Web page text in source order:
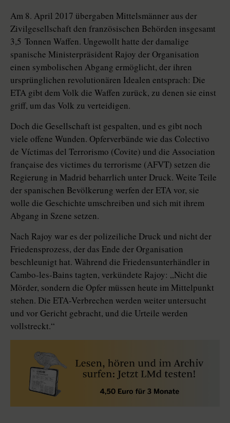
Am 8. April 2017 übergaben Mittelsmänner aus der
Zivilgesellschaft den französischen Behörden insgesamt
3,5 Tonnen Waffen. Ungewollt hatte der damalige
spanische Ministerpräsident Rajoy der Organisation
einen symbolischen Abgang ermöglicht, der ihren
ursprünglichen revolutionären Idealen entsprach: Die
ETA gibt dem Volk die Waffen zurück, zu denen sie einst
griff, um das Volk zu verteidigen.
Doch die Gesellschaft ist gespalten, und es gibt noch
viele offene Wunden. Opferverbände wie das Colectivo
de Víctimas del Terrorismo (Covite) und die Association
française des victimes du terrorisme (AFVT) setzen die
Regierung in Madrid beharrlich unter Druck. Weite Teile
der spanischen Bevölkerung werfen der ETA vor, sie
wolle die Geschichte umschreiben und sich mit ihrem
Abgang in Szene setzen.
Nach Rajoy war es der polizeiliche Druck und nicht der
Friedensprozess, der das Ende der Organisation
beschleunigt hat. Während die Friedensunterhändler in
Cambo-les-Bains tagten, verkündete Rajoy: „Nicht die
Mörder, sondern die Opfer müssen heute im Mittelpunkt
stehen. Die ETA-Verbrechen werden weiter untersucht
und vor Gericht gebracht, und die Urteile werden
vollstreckt.“